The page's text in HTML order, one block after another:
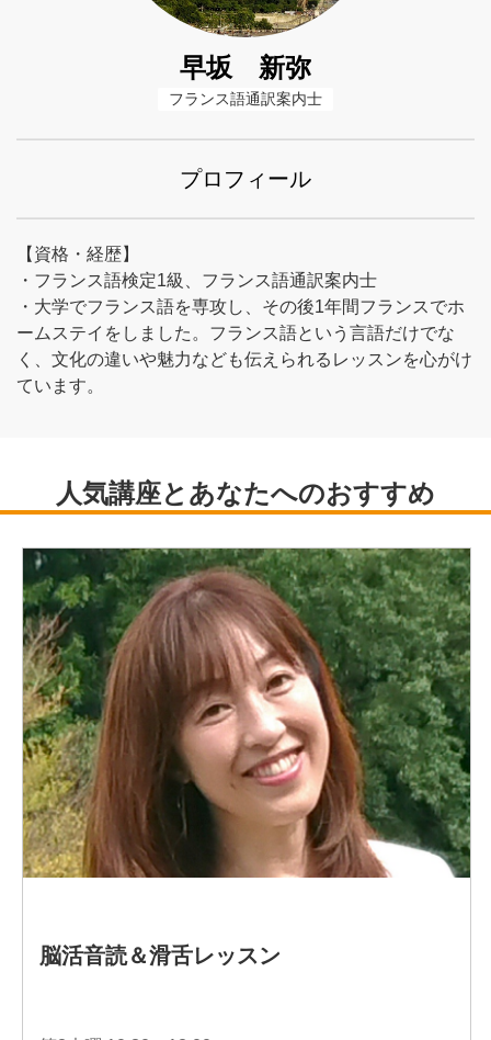
早坂 新弥
フランス語通訳案内士
プロフィール
【資格・経歴】
・フランス語検定1級、フランス語通訳案内士
・大学でフランス語を専攻し、その後1年間フランスでホ
ームステイをしました。フランス語という言語だけでな
く、文化の違いや魅力なども伝えられるレッスンを心がけ
ています。